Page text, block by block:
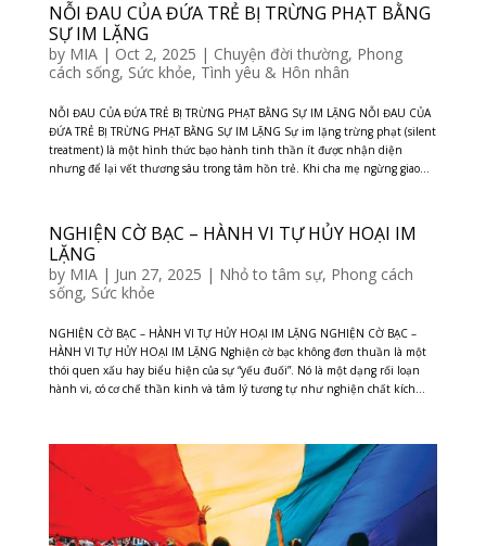
NỖI ĐAU CỦA ĐỨA TRẺ BỊ TRỪNG PHẠT BẰNG
SỰ IM LẶNG
by MIA| Oct 2, 2025 | Chuyện đời thường, Phong
cách sống, Sức khỏe, Tình yêu & Hôn nhân
NỖI ĐAU CỦA ĐỨA TRẺ BỊ TRỪNG PHẠT BẰNG SỰ IM LẶNG NỖI ĐAU CỦA
ĐỨA TRẺ BỊ TRỪNG PHẠT BẰNG SỰ IM LẶNG Sự im lặng trừng phạt (silent
treatment) là một hình thức bạo hành tinh thần ít được nhận diện
nhưng để lại vết thương sâu trong tâm hồn trẻ. Khi cha mẹ ngừng giao...
NGHIỆN CỜ BẠC – HÀNH VI TỰ HỦY HOẠI IM
LẶNG
by MIA| Jun 27, 2025 | Nhỏ to tâm sự, Phong cách
sống, Sức khỏe
NGHIỆN CỜ BẠC – HÀNH VI TỰ HỦY HOẠI IM LẶNG NGHIỆN CỜ BẠC –
HÀNH VI TỰ HỦY HOẠI IM LẶNG Nghiện cờ bạc không đơn thuần là một
thói quen xấu hay biểu hiện của sự “yếu đuối”. Nó là một dạng rối loạn
hành vi, có cơ chế thần kinh và tâm lý tương tự như nghiện chất kích...